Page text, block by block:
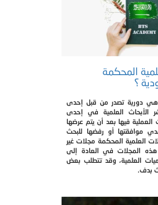
المحكمة
؟
وهي دورية تصدر من قبل إحدى
الأبحاث العلمية في إحدى
العملية فيها بعد أن يتم عرضها
موافقتها أو رفضها للبحث
العلمية المحكمة مجلات غير
المجلات في العادة إلى
العلمية، وقد تتطلب بعض
بدف.